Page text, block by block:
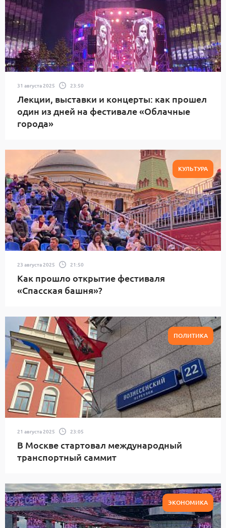
31 августа 2025 23:50
Лекции, выставки и концерты: как прошел
один из дней на фестивале «Облачные
города»
КУЛЬТУРА
23 августа 2025 21:50
Как прошло открытие фестиваля
«Спасская башня»?
ПОЛИТИКА
21 августа 2025 23:05
В Москве стартовал международный
транспортный саммит
ЭКОНОМИКА